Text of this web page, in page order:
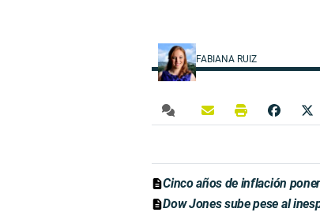
FABIANA RUIZ
Cinco años de inflación
Dow Jones sube pese al